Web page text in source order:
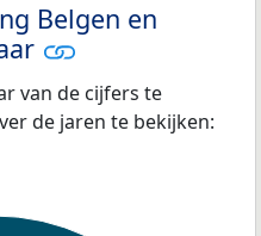
Belgen en
van de cijfers te
de jaren te bekijken: